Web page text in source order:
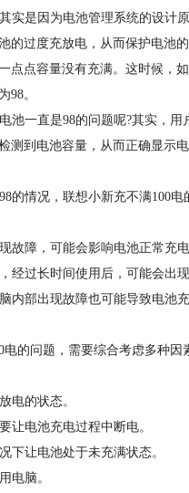
是因为电池管理系统的设计
的过度充放电，从而保护电池
点点容量没有充满。这时候，
98。
一直是98的问题呢?其实，用
测到电池容量，从而正确显示电
情况，联想小新充不满100电
障，可能会影响电池正常充电
过长时间使用后，可能会出现
部出现故障也可能导致电池
问题，需要综合考虑多种因
的状态。
电池充电过程中断电。
让电池处于未充满状态。
电脑。